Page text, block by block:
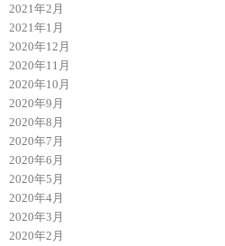
2021年2月
2021年1月
2020年12月
2020年11月
2020年10月
2020年9月
2020年8月
2020年7月
2020年6月
2020年5月
2020年4月
2020年3月
2020年2月